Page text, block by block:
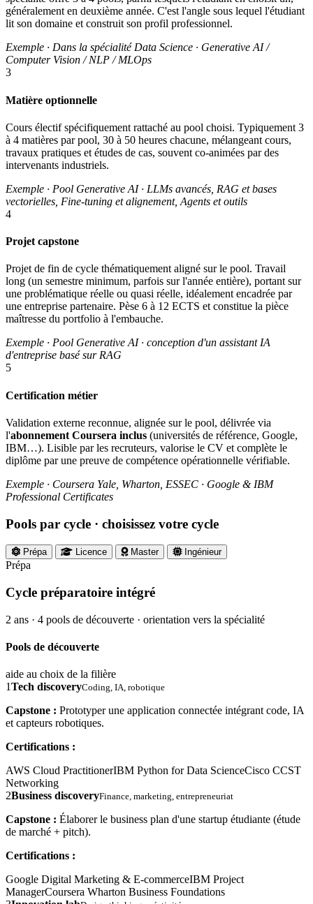
généralement en deuxième année. C'est l'angle sous lequel l'étudiant
lit son domaine et construit son profil professionnel.
Exemple · Dans la spécialité Data Science · Generative AI /
Computer Vision / NLP / MLOps
3
Matière optionnelle
Cours électif spécifiquement rattaché au pool choisi. Typiquement 3
à 4 matières par pool, 30 à 50 heures chacune, mélangeant cours,
travaux pratiques et études de cas, souvent co-animées par des
intervenants industriels.
Exemple · Pool Generative AI · LLMs avancés, RAG et bases
vectorielles, Fine-tuning et alignement, Agents et outils
4
Projet capstone
Projet de fin de cycle thématiquement aligné sur le pool. Travail
long (un semestre minimum, parfois sur l'année entière), portant sur
une problématique réelle ou quasi réelle, idéalement encadrée par
une entreprise partenaire. Pèse 6 à 12 ECTS et constitue la pièce
maîtresse du portfolio à l'embauche.
Exemple · Pool Generative AI · conception d'un assistant IA
d'entreprise basé sur RAG
5
Certification métier
Validation externe reconnue, alignée sur le pool, délivrée via
l'abonnement Coursera inclus (universités de référence, Google,
IBM…). Lisible par les recruteurs, valorise le CV et complète le
diplôme par une preuve de compétence opérationnelle vérifiable.
Exemple · Coursera Yale, Wharton, ESSEC · Google & IBM
Professional Certificates
Pools par cycle · choisissez votre cycle
Prépa Licence Master Ingénieur
Prépa
Cycle préparatoire intégré
2 ans · 4 pools de découverte · orientation vers la spécialité
Pools de découverte
aide au choix de la filière
1Tech discoveryCoding, IA, robotique
Capstone : Prototyper une application connectée intégrant code, IA
et capteurs robotiques.
Certifications :
AWS Cloud PractitionerIBM Python for Data ScienceCisco CCST
Networking
2Business discoveryFinance, marketing, entrepreneuriat
Capstone : Élaborer le business plan d'une startup étudiante (étude
de marché + pitch).
Certifications :
Google Digital Marketing & E-commerceIBM Project
ManagerCoursera Wharton Business Foundations